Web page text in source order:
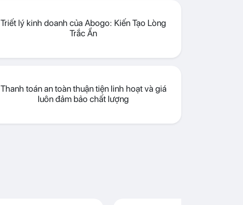
Triết lý kinh doanh của Abogo: Kiến Tạo Lòng
Trắc Ẩn
Thanh toán an toàn thuận tiện linh hoạt và giá
luôn đảm bảo chất lượng